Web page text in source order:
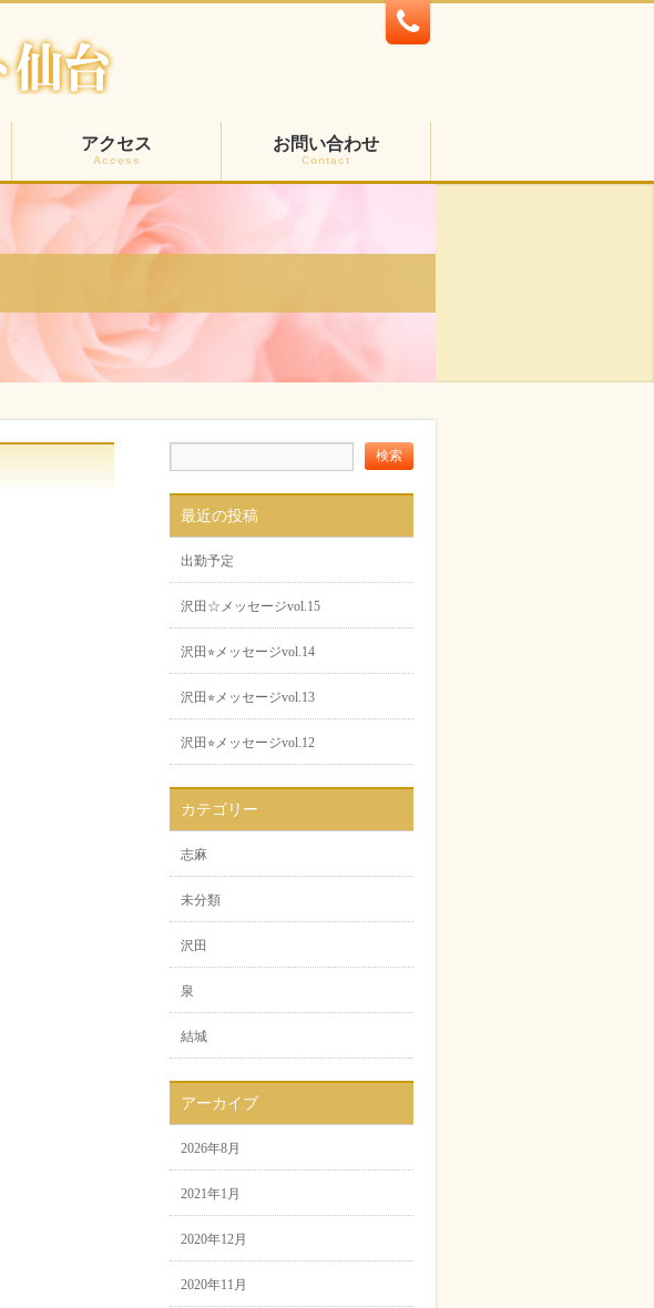
アクセス
Access
お問い合わせ
Contact
最近の投稿
出勤予定
沢田☆メッセージvol.15
沢田⭐︎メッセージvol.14
沢田⭐︎メッセージvol.13
沢田⭐︎メッセージvol.12
カテゴリー
志麻
未分類
沢田
泉
結城
アーカイブ
2026年8月
2021年1月
2020年12月
2020年11月